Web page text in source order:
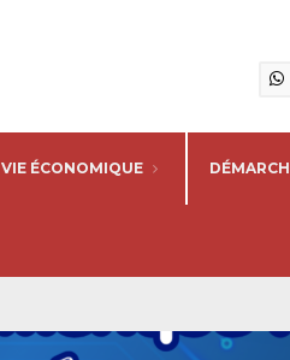
VIE ÉCONOMIQUE